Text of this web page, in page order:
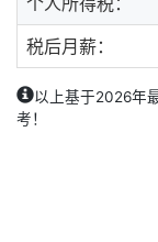
税后月薪：
以上基于2026年
考！